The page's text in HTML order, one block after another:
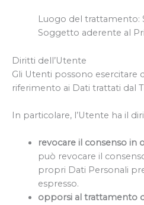
Luogo del trattamento:
Soggetto aderente al
Diritti dell’Utente
Gli Utenti possono esercitare
riferimento ai Dati trattati dal
In particolare, l’Utente ha il
revocare il consenso in
può revocare il
propri Dati Personali
espresso.
opporsi al trattamento